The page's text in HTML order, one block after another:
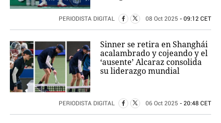
PERIODISTA DIGITAL 08 Oct 2025 - 09:12 CET
Sinner se retira en Shanghái
acalambrado y cojeando y el
‘ausente’ Alcaraz consolida
su liderazgo mundial
PERIODISTA DIGITAL 06 Oct 2025 - 20:48 CET